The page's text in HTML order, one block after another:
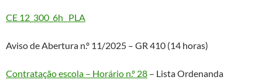
CE 12_300_6h_ PLA
Aviso de Abertura n.º 11/2025 – GR 410 (14 horas)
Contratação escola – Horário n.º 28 – Lista Ordenanda